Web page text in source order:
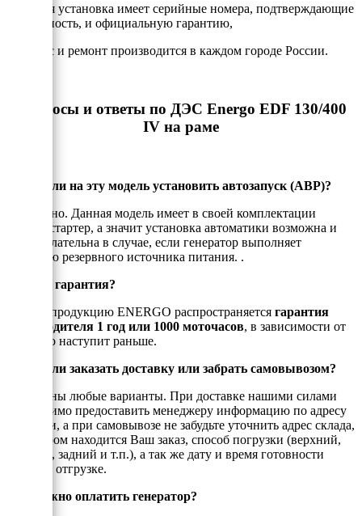
- Каждая установка имеет серийные номера, подтверждающие
подлинность, и официальную гарантию,
- Сервис и ремонт производится в каждом городе России.
Вопросы и ответы по ДЭС Energo EDF 130/400
IV на раме
Можно ли на эту модель установить автозапуск (АВР)?
Да, можно. Данная модель имеет в своей комплектации
электростартер, а значит установка автоматики возможна и
даже желательна в случае, если генератор выполняет
функцию резервного источника питания. .
Есть ли гарантия?
На всю продукцию ENERGO распространяется гарантия
производителя 1 год или 1000 моточасов, в зависимости от
того, что наступит раньше.
Можно ли заказать доставку или забрать самовывозом?
Возможны любые варианты. При доставке нашими силами
необходимо предоставить менеджеру информацию по адресу
доставки, а при самовывозе не забудьте уточнить адрес склада,
на котором находится Ваш заказ, способ погрузки (верхний,
боковой, задний и т.п.), а так же дату и время готовности
товара к отгрузке.
Как можно оплатить генератор?